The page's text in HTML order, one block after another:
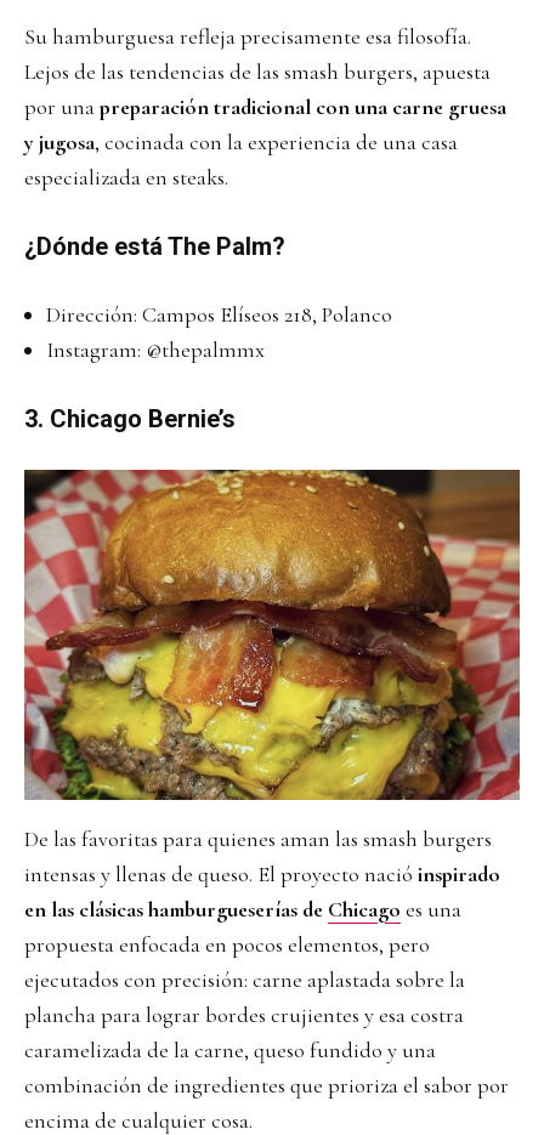
Su hamburguesa refleja precisamente esa filosofía.
Lejos de las tendencias de las smash burgers, apuesta
por unapreparación tradicional con una carne gruesa
y jugosa, cocinada con la experiencia de una casa
especializada en steaks.
¿Dónde está The Palm?
Dirección: Campos Elíseos 218, Polanco
Instagram: @thepalmmx
3. Chicago Bernie’s
De las favoritas para quienes aman las smash burgers
intensas y llenas de queso. El proyecto nació inspirado
en las clásicas hamburgueserías de Chicago es una
propuesta enfocada en pocos elementos, pero
ejecutados con precisión: carne aplastada sobre la
plancha para lograr bordes crujientes y esa costra
caramelizada de la carne, queso fundido y una
combinación de ingredientes que prioriza el sabor por
encima de cualquier cosa.